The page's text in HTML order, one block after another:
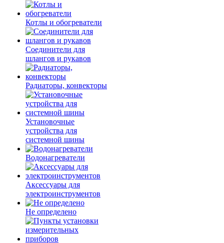
Котлы и обогреватели
Соединители для
шлангов и рукавов
Радиаторы, конвекторы
Установочные
устройства для
системной шины
Водонагреватели
Аксессуары для
электроинструментов
Не определено